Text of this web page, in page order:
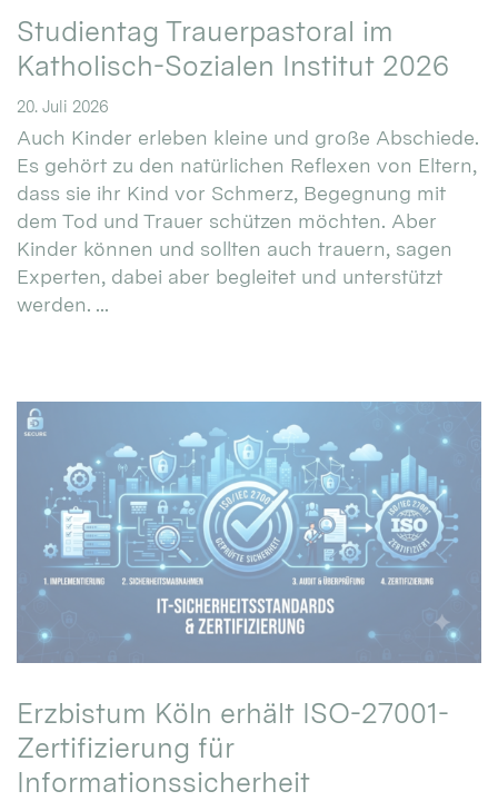
Studientag Trauerpastoral im
Katholisch-Sozialen Institut 2026
20. Juli 2026
Auch Kinder erleben kleine und große Abschiede.
Es gehört zu den natürlichen Reflexen von Eltern,
dass sie ihr Kind vor Schmerz, Begegnung mit
dem Tod und Trauer schützen möchten. Aber
Kinder können und sollten auch trauern, sagen
Experten, dabei aber begleitet und unterstützt
werden. ...
Erzbistum Köln erhält ISO-27001-
Zertifizierung für
Informationssicherheit